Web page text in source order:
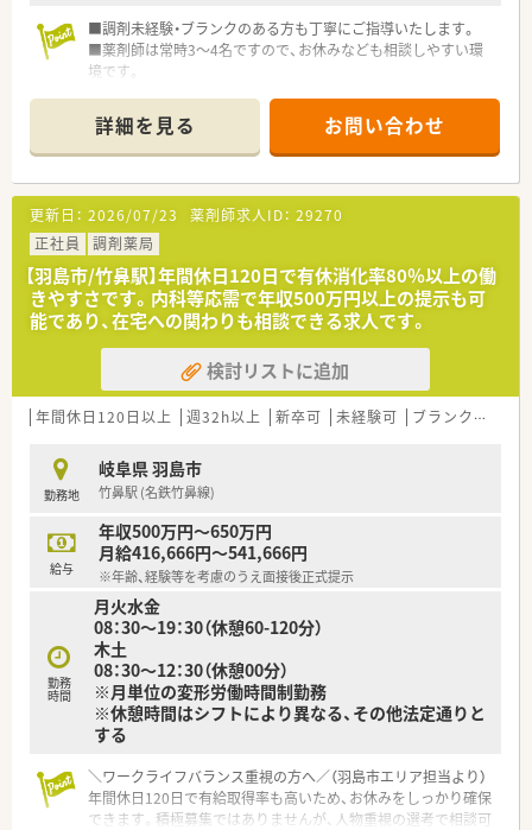
■調剤未経験・ブランクのある方も丁寧にご指導いたします。
■薬剤師は常時3～4名ですので、お休みなども相談しやすい環
境です。
だけます。
詳細を見る お問い合わせ
更新日： 2026/07/23 薬剤師求人ID： 29270
正社員
調剤薬局
【羽島市/竹鼻駅】年間休日120日で有休消化率80％以上の働
きやすさです。内科等応需で年収500万円以上の提示も可
能であり、在宅への関わりも相談できる求人です。
検討リストに追加
年間休日120日以上 週32h以上 新卒可 未経験可 ブランク可
勤務地
岐阜県 羽島市
竹鼻駅 (名鉄竹鼻線)
給与
年収500万円～650万円
月給416,666円～541,666円
※年齢、経験等を考慮のうえ面接後正式提示
勤務
時間
月火水金
08：30～19：30（休憩60-120分）
木土
08：30～12：30（休憩00分）
※月単位の変形労働時間制勤務
※休憩時間はシフトにより異なる、その他法定通りと
する
＼ワークライフバランス重視の方へ／（羽島市エリア担当より）
年間休日120日で有給取得率も高いため、お休みをしっかり確保
できます。積極募集ではありませんが、人物重視の選考で相談可